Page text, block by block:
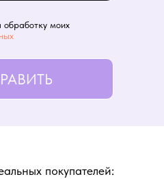
моих
покупателей: